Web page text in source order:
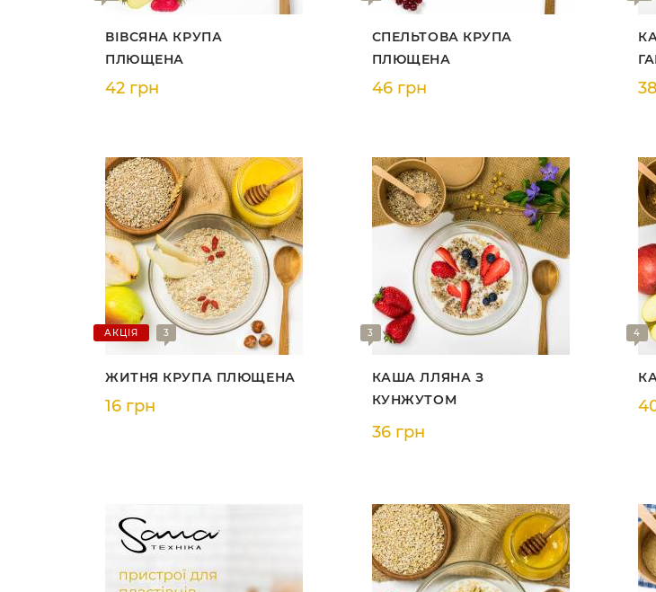
ВІВСЯНА КРУПА
ПЛЮЩЕНА
42 грн
СПЕЛЬТОВА КРУПА
ПЛЮЩЕНА
46 грн
АКЦІЯ 3
ЖИТНЯ КРУПА ПЛЮЩЕНА
16 грн
3
КАША ЛЛЯНА З
КУНЖУТОМ
36 грн
4